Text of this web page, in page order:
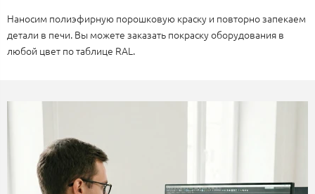
Наносим полиэфирную порошковую краску и повторно запекаем
детали в печи. Вы можете заказать покраску оборудования в
любой цвет по таблице RAL.